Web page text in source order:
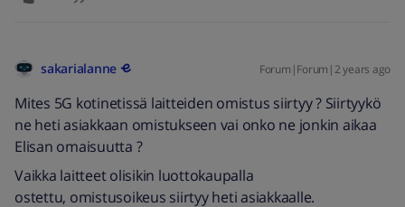
sakarialanne Forum|Forum|2 years ago
Mites 5G kotinetissä laitteiden omistus siirtyy ? Siirtyykö
ne heti asiakkaan omistukseen vai onko ne jonkin aikaa
Elisan omaisuutta ?
Vaikka laitteet olisikin luottokaupalla
ostettu, omistusoikeus siirtyy heti asiakkaalle.